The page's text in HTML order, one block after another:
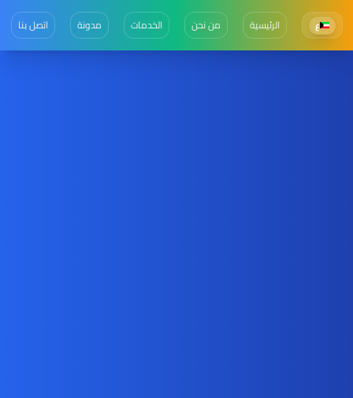
ع الرئيسية من نحن الخدمات مدونة اتصل بنا